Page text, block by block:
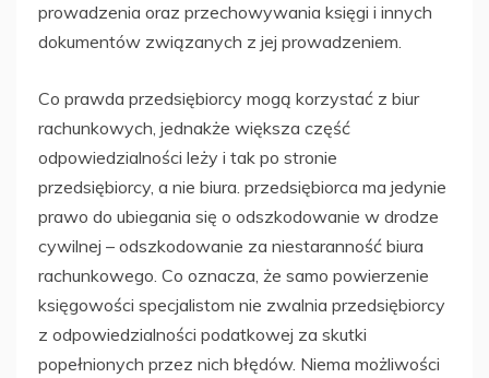
prowadzenia oraz przechowywania księgi i innych
dokumentów związanych z jej prowadzeniem.
Co prawda przedsiębiorcy mogą korzystać z biur
rachunkowych, jednakże większa część
odpowiedzialności leży i tak po stronie
przedsiębiorcy, a nie biura. przedsiębiorca ma jedynie
prawo do ubiegania się o odszkodowanie w drodze
cywilnej – odszkodowanie za niestaranność biura
rachunkowego. Co oznacza, że samo powierzenie
księgowości specjalistom nie zwalnia przedsiębiorcy
z odpowiedzialności podatkowej za skutki
popełnionych przez nich błędów. Niema możliwości